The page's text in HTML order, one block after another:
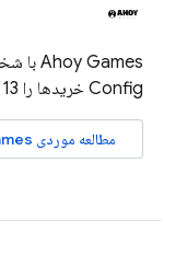
Ahoy Games با شخصی‌سازی
Config خریدها را 13 درصد افزایش می‌دهد.
مطالعه موردی Ahoy Games را مشاهده کنید